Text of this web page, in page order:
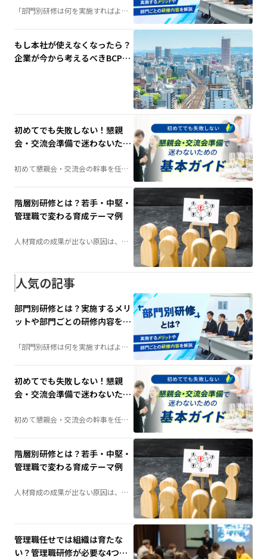
「部門別研修は何を実施すればよ
い？」そんな担当者の疑問を解決。
させるポイントまで、人材育成に役
立つ情報を分かりやすく解説しま
す。
もし本社が使えなくなったら？
企業が今から考えるべきBCP対
初めてでも失敗しない！懇親
会・交流会準備で迷わないため
初めて懇親会・交流会の幹事を任さ
れた方へ。会場選びや予算の考え
やすく解説します。
階層別研修とは？若手・中堅・
管理職で変わる育成テーマ例
人材育成の成果が出ない原因は、
「研修不足」ではなく「研修設計」
です。若手・中堅・管理職それぞれ
に必要な研修テーマや実施方法を詳
しく解説します。
人気の記事
部門別研修とは？実施するメリ
ットや部門ごとの研修内容を解
「部門別研修は何を実施すればよ
い？」そんな担当者の疑問を解決。
させるポイントまで、人材育成に役
立つ情報を分かりやすく解説しま
す。
初めてでも失敗しない！懇親
会・交流会準備で迷わないため
初めて懇親会・交流会の幹事を任さ
れた方へ。会場選びや予算の考え
やすく解説します。
階層別研修とは？若手・中堅・
管理職で変わる育成テーマ例
人材育成の成果が出ない原因は、
「研修不足」ではなく「研修設計」
に必要な研修テーマや実施方法を詳
しく解説します。
管理職任せでは組織は育たな
い？管理職研修が必要な4つの